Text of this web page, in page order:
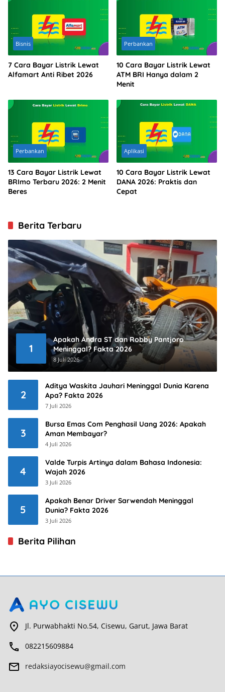
Bisnis
7 Cara Bayar Listrik Lewat
Alfamart Anti Ribet 2026
Perbankan
10 Cara Bayar Listrik Lewat
ATM BRI Hanya dalam 2
Menit
Perbankan
13 Cara Bayar Listrik Lewat
BRImo Terbaru 2026: 2 Menit
Beres
Aplikasi
10 Cara Bayar Listrik Lewat
DANA 2026: Praktis dan
Cepat
Berita Terbaru
1
Apakah Andra ST dan Robby Pantjoro
Meninggal? Fakta 2026
8 Juli 2026
2
Aditya Waskita Jauhari Meninggal Dunia Karena
Apa? Fakta 2026
7 Juli 2026
3
Bursa Emas Com Penghasil Uang 2026: Apakah
Aman Membayar?
4 Juli 2026
4
Valde Turpis Artinya dalam Bahasa Indonesia:
Wajah 2026
3 Juli 2026
5
Apakah Benar Driver Sarwendah Meninggal
Dunia? Fakta 2026
3 Juli 2026
Berita Pilihan
Jl. Purwabhakti No.54, Cisewu, Garut, Jawa Barat
082215609884
redaksiayocisewu@gmail.com